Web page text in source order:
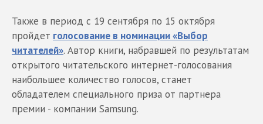
Также в период с 19 сентября по 15 октября
пройдет голосование в номинации «Выбор
читателей». Автор книги, набравшей по результатам
открытого читательского интернет-голосования
наибольшее количество голосов, станет
обладателем специального приза от партнера
премии - компании Samsung.